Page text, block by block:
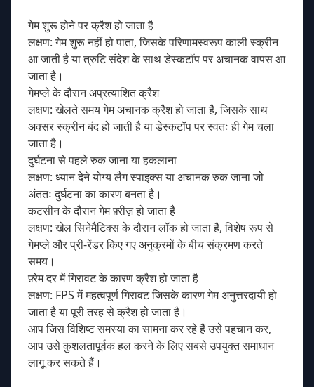
गेम शुरू होने पर क्रैश हो जाता है
लक्षण: गेम शुरू नहीं हो पाता, जिसके परिणामस्वरूप काली स्क्रीन
आ जाती है या त्रुटि संदेश के साथ डेस्कटॉप पर अचानक वापस आ
जाता है।
गेमप्ले के दौरान अप्रत्याशित क्रैश
लक्षण: खेलते समय गेम अचानक क्रैश हो जाता है, जिसके साथ
अक्सर स्क्रीन बंद हो जाती है या डेस्कटॉप पर स्वतः ही गेम चला
जाता है।
दुर्घटना से पहले रुक जाना या हकलाना
लक्षण: ध्यान देने योग्य लैग स्पाइक्स या अचानक रुक जाना जो
अंततः दुर्घटना का कारण बनता है।
कटसीन के दौरान गेम फ़्रीज़ हो जाता है
लक्षण: खेल सिनेमैटिक्स के दौरान लॉक हो जाता है, विशेष रूप से
गेमप्ले और प्री-रेंडर किए गए अनुक्रमों के बीच संक्रमण करते
समय।
फ़्रेम दर में गिरावट के कारण क्रैश हो जाता है
लक्षण: FPS में महत्वपूर्ण गिरावट जिसके कारण गेम अनुत्तरदायी हो
जाता है या पूरी तरह से क्रैश हो जाता है।
आप जिस विशिष्ट समस्या का सामना कर रहे हैं उसे पहचान कर,
आप उसे कुशलतापूर्वक हल करने के लिए सबसे उपयुक्त समाधान
लागू कर सकते हैं।